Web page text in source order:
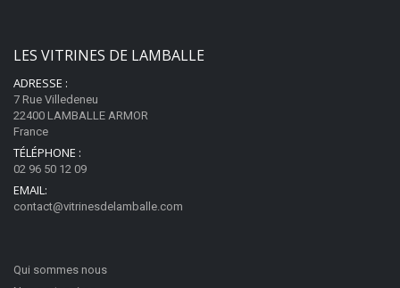
LES VITRINES DE LAMBALLE
ADRESSE :
7 Rue Villedeneu
22400 LAMBALLE ARMOR
France
TÉLÉPHONE :
02 96 50 12 09
EMAIL:
contact@vitrinesdelamballe.com
Qui sommes nous